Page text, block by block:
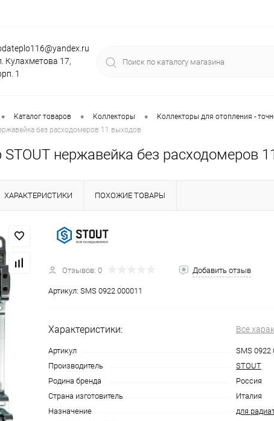
Кулахметова 17,
1
• Каталог товаров • Коллекторы • Коллекторы для отопления -
без расходомеров 11 выходов
STOUT нержавейка без расходомеров
ХАРАКТЕРИСТИКИ ПОХОЖИЕ ТОВАРЫ
Отзывов: 0 Добавить отзыв
Артикул: SMS 0922 000011
Характеристики: Все
Артикул
SMS 0922
Производитель
STOUT
Родина бренда
Россия
Страна изготовитель
Италия
Назначение
для